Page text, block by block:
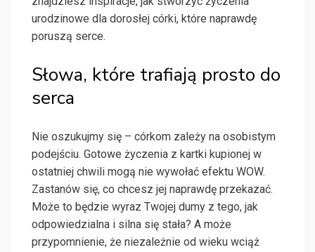
urodzinowe dla dorosłej córki, które naprawdę
poruszą serce.
Słowa, które trafiają prosto do
serca
Nie oszukujmy się – córkom zależy na osobistym
podejściu. Gotowe życzenia z kartki kupionej w
ostatniej chwili mogą nie wywołać efektu WOW.
Zastanów się, co chcesz jej naprawdę przekazać.
Może to będzie wyraz Twojej dumy z tego, jak
odpowiedzialna i silna się stała? A może
przypomnienie, że niezależnie od wieku wciąż